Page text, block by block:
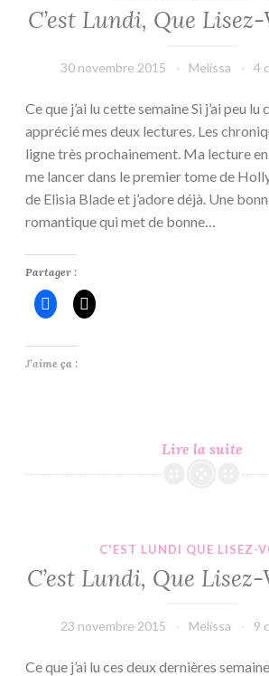
C’est Lundi, Que
30 novembre 2015 Melissa 4
Ce que j’ai lu cette semaine Si j’ai peu lu
apprécié mes deux lectures. Les
ligne très prochainement. Ma lecture
me lancer dans le premier tome de
de Elisia Blade et j’adore déjà. Une
romantique qui met de bonne…
Lire la suite
#54
Partager :
J’aime ça :
C'EST LUNDI QUE LISEZ-
C’est Lundi, Que
23 novembre 2015 Melissa 9
Ce que j’ai lu ces deux dernières